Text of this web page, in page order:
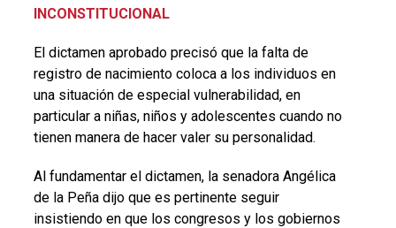
INCONSTITUCIONAL
El dictamen aprobado precisó que la falta de
registro de nacimiento coloca a los individuos en
una situación de especial vulnerabilidad, en
particular a niñas, niños y adolescentes cuando no
tienen manera de hacer valer su personalidad.
Al fundamentar el dictamen, la senadora Angélica
de la Peña dijo que es pertinente seguir
insistiendo en que los congresos y los gobiernos